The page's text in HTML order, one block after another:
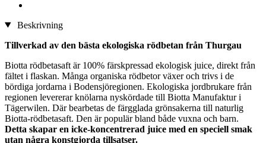
Beskrivning
Tillverkad av den bästa ekologiska rödbetan från Thurgau
Biotta rödbetasaft är 100% färskpressad ekologisk juice, direkt från
fältet i flaskan. Många organiska rödbetor växer och trivs i de
bördiga jordarna i Bodensjöregionen. Ekologiska jordbrukare från
regionen levererar knölarna nyskördade till Biotta Manufaktur i
Tägerwilen. Där bearbetas de färgglada grönsakerna till naturlig
Biotta-rödbetasaft. Den är populär bland både vuxna och barn.
Detta skapar en icke-koncentrerad juice med en speciell smak
utan några konstgjorda tillsatser.